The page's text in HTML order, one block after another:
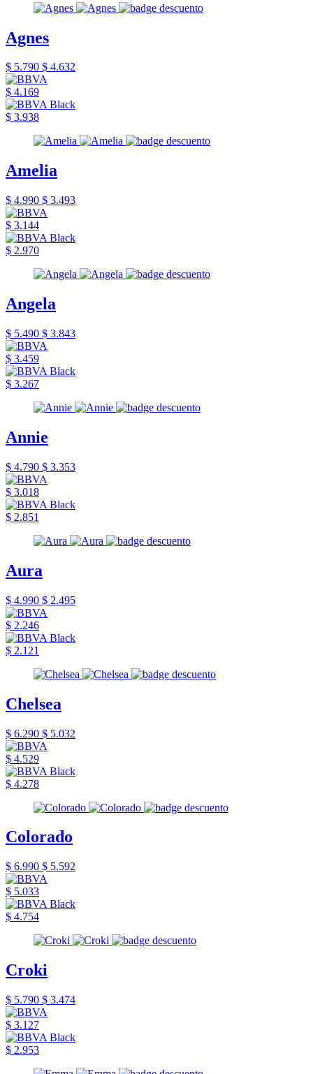
Agnes
$ 5.790 $ 4.632
$ 4.169
$ 3.938
Amelia
$ 4.990 $ 3.493
$ 3.144
$ 2.970
Angela
$ 5.490 $ 3.843
$ 3.459
$ 3.267
Annie
$ 4.790 $ 3.353
$ 3.018
$ 2.851
Aura
$ 4.990 $ 2.495
$ 2.246
$ 2.121
Chelsea
$ 6.290 $ 5.032
$ 4.529
$ 4.278
Colorado
$ 6.990 $ 5.592
$ 5.033
$ 4.754
Croki
$ 5.790 $ 3.474
$ 3.127
$ 2.953